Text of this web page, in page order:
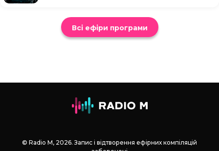
Всі ефіри програми
© Radio М, 2026. Запис і відтворення ефірних компіляцій